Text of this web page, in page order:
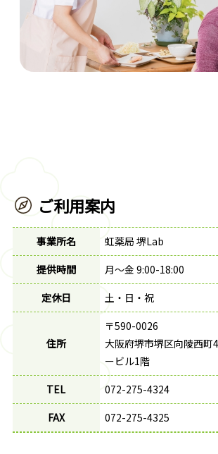
ご利用案内
事業所名
虹薬局 堺Lab
提供時間
月～金 9:00-18:00
定休日
土・日・祝
住所
〒590-0026
大阪府堺市堺区向陵西町
ービル1階
TEL
072-275-4324
FAX
072-275-4325